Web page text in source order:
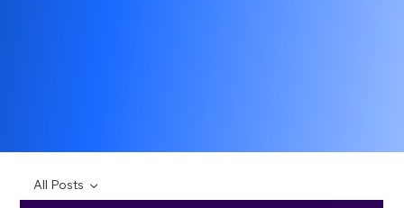
All Posts